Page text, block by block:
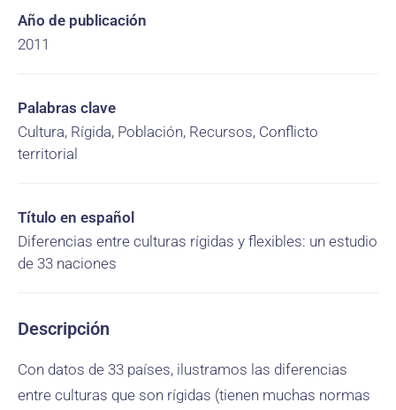
Año de publicación
2011
Palabras clave
Cultura, Rígida, Población, Recursos, Conflicto
territorial
Título en español
Diferencias entre culturas rígidas y flexibles: un estudio
de 33 naciones
Descripción
Con datos de 33 países, ilustramos las diferencias
entre culturas que son rígidas (tienen muchas normas